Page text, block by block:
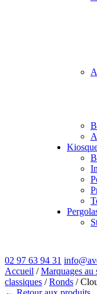
02 97 63 94 31
Accueil /Marquages au
classiques /Ronds /